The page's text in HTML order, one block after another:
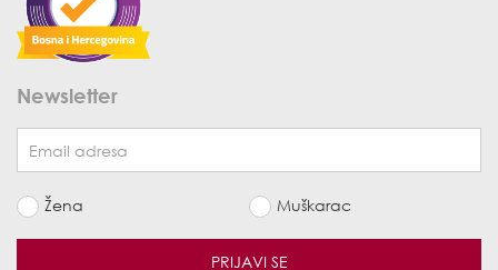
Newsletter
Žena Muškarac
PRIJAVI SE